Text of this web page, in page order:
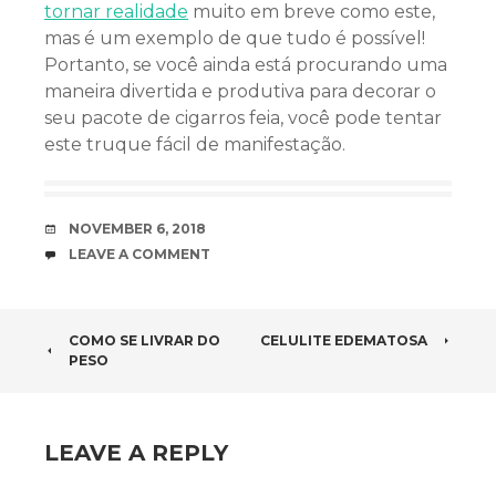
tornar realidade muito em breve como este,
mas é um exemplo de que tudo é possível!
Portanto, se você ainda está procurando uma
maneira divertida e produtiva para decorar o
seu pacote de cigarros feia, você pode tentar
este truque fácil de manifestação.
DATE
NOVEMBER 6, 2018
COMMENTS
LEAVE A COMMENT
POST NAVIGATION
COMO SE LIVRAR DO
PESO
CELULITE EDEMATOSA
LEAVE A REPLY